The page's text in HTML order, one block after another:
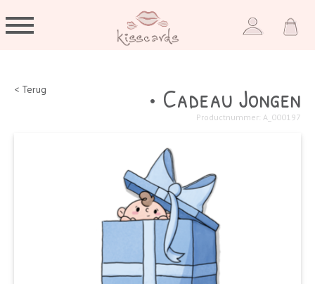
< Terug • Cadeau Jongen
Productnummer: A_000197